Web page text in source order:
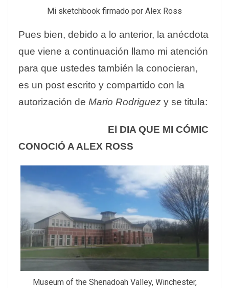
Mi sketchbook firmado por Alex Ross
Pues bien, debido a lo anterior, la anécdota
que viene a continuación llamo mi atención
para que ustedes también la conocieran,
es un post escrito y compartido con la
autorización de Mario Rodriguez y se titula:
El DIA QUE MI CÓMIC
CONOCIÓ A ALEX ROSS
Museum of the Shenadoah Valley, Winchester,